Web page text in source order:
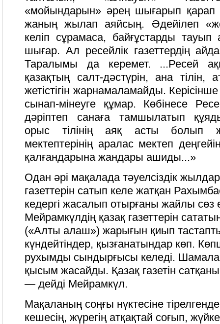
«мойындарын» әрең шығарып қарап
жаның жылап аяйсың. Әдейілеп
келіп сұрамаса, байғұстарды
шығар. Ал ресейлік газеттердің
Таралымы да керемет. ...Ресей
қазақтың салт-дәстүрін, ана тілін,
жетістігін жарнамаламайды.
сынап-мінеуге құмар. Көбінесе
дәріптеп санаға тамшылатып
орыс тілінің аяқ асты болып
мектептерінің аралас мектеп
қалғандарына жандары ашиды...»
Одан әрі мақалада тәуелсіздік
газеттерін сатып келе жатқан
кедергі жасалып отырғаны жайлы сөз
Мейрамкүлдің қазақ газеттерін сататын
(«Алты алаш») жарығын қиып
күндейтіндер, қызғанатындар көп.
рухымды сындырғысы келеді.
қысым жасайды. Қазақ газетін
— дейді Мейрамкүл.
Мақаланың соңғы нүктесіне
кешесің, жүрегің атқақтай соғып,